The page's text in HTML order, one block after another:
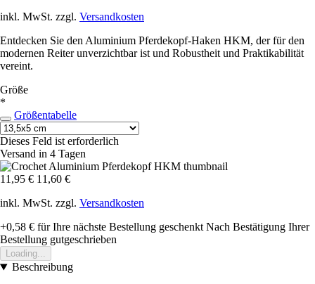
inkl. MwSt. zzgl. Versandkosten
Entdecken Sie den Aluminium Pferdekopf-Haken HKM, der für den
modernen Reiter unverzichtbar ist und Robustheit und Praktikabilität
vereint.
Größe
*
Größentabelle
Dieses Feld ist erforderlich
Versand in 4 Tagen
11,95 € 11,60 €
inkl. MwSt. zzgl. Versandkosten
+0,58 € für Ihre nächste Bestellung geschenkt Nach Bestätigung Ihrer
Bestellung gutgeschrieben
Loading...
Beschreibung